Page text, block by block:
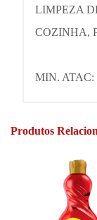
LIMPEZA
COZINHA,
MIN. ATAC:
Produtos